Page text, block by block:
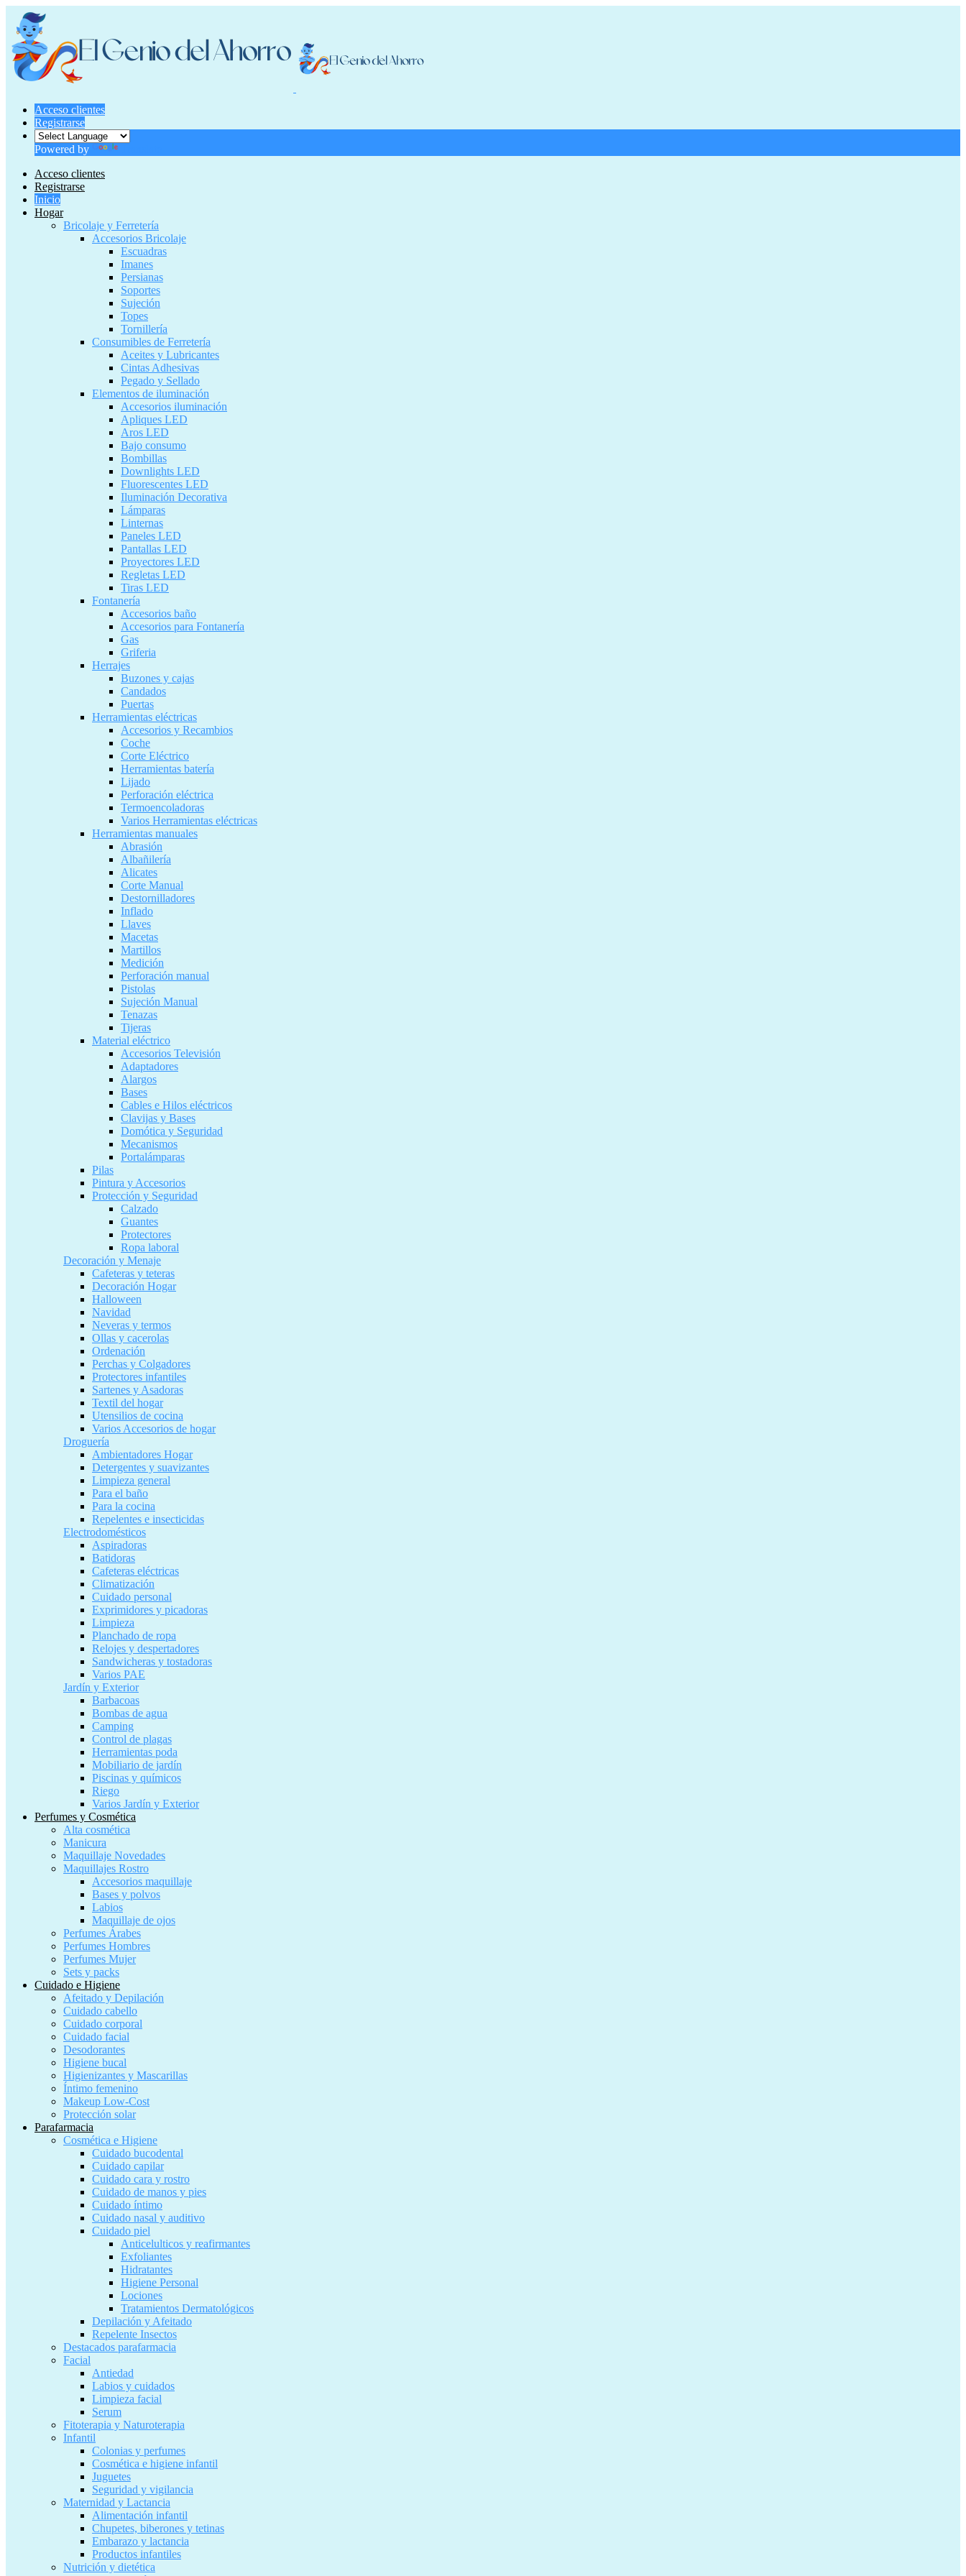
Acceso clientes
Registrarse
Powered by
Acceso clientes
Registrarse
Inicio
Hogar
Bricolaje y Ferretería
Accesorios Bricolaje
Escuadras
Imanes
Persianas
Soportes
Sujeción
Topes
Tornillería
Consumibles de Ferretería
Aceites y Lubricantes
Cintas Adhesivas
Pegado y Sellado
Elementos de iluminación
Accesorios iluminación
Apliques LED
Aros LED
Bajo consumo
Bombillas
Downlights LED
Fluorescentes LED
Iluminación Decorativa
Lámparas
Linternas
Paneles LED
Pantallas LED
Proyectores LED
Regletas LED
Tiras LED
Fontanería
Accesorios baño
Accesorios para Fontanería
Gas
Griferia
Herrajes
Buzones y cajas
Candados
Puertas
Herramientas eléctricas
Accesorios y Recambios
Coche
Corte Eléctrico
Herramientas batería
Lijado
Perforación eléctrica
Termoencoladoras
Varios Herramientas eléctricas
Herramientas manuales
Abrasión
Albañilería
Alicates
Corte Manual
Destornilladores
Inflado
Llaves
Macetas
Martillos
Medición
Perforación manual
Pistolas
Sujeción Manual
Tenazas
Tijeras
Material eléctrico
Accesorios Televisión
Adaptadores
Alargos
Bases
Cables e Hilos eléctricos
Clavijas y Bases
Domótica y Seguridad
Mecanismos
Portalámparas
Pilas
Pintura y Accesorios
Protección y Seguridad
Calzado
Guantes
Protectores
Ropa laboral
Decoración y Menaje
Cafeteras y teteras
Decoración Hogar
Halloween
Navidad
Neveras y termos
Ollas y cacerolas
Ordenación
Perchas y Colgadores
Protectores infantiles
Sartenes y Asadoras
Textil del hogar
Utensilios de cocina
Varios Accesorios de hogar
Droguería
Ambientadores Hogar
Detergentes y suavizantes
Limpieza general
Para el baño
Para la cocina
Repelentes e insecticidas
Electrodomésticos
Aspiradoras
Batidoras
Cafeteras eléctricas
Climatización
Cuidado personal
Exprimidores y picadoras
Limpieza
Planchado de ropa
Relojes y despertadores
Sandwicheras y tostadoras
Varios PAE
Jardín y Exterior
Barbacoas
Bombas de agua
Camping
Control de plagas
Herramientas poda
Mobiliario de jardín
Piscinas y químicos
Riego
Varios Jardín y Exterior
Perfumes y Cosmética
Alta cosmética
Manicura
Maquillaje Novedades
Maquillajes Rostro
Accesorios maquillaje
Bases y polvos
Labios
Maquillaje de ojos
Perfumes Árabes
Perfumes Hombres
Perfumes Mujer
Sets y packs
Cuidado e Higiene
Afeitado y Depilación
Cuidado cabello
Cuidado corporal
Cuidado facial
Desodorantes
Higiene bucal
Higienizantes y Mascarillas
Íntimo femenino
Makeup Low-Cost
Protección solar
Parafarmacia
Cosmética e Higiene
Cuidado bucodental
Cuidado capilar
Cuidado cara y rostro
Cuidado de manos y pies
Cuidado íntimo
Cuidado nasal y auditivo
Cuidado piel
Anticelulticos y reafirmantes
Exfoliantes
Hidratantes
Higiene Personal
Lociones
Tratamientos Dermatológicos
Depilación y Afeitado
Repelente Insectos
Destacados parafarmacia
Facial
Antiedad
Labios y cuidados
Limpieza facial
Serum
Fitoterapia y Naturoterapia
Infantil
Colonias y perfumes
Cosmética e higiene infantil
Juguetes
Seguridad y vigilancia
Maternidad y Lactancia
Alimentación infantil
Chupetes, biberones y tetinas
Embarazo y lactancia
Productos infantiles
Nutrición y dietética